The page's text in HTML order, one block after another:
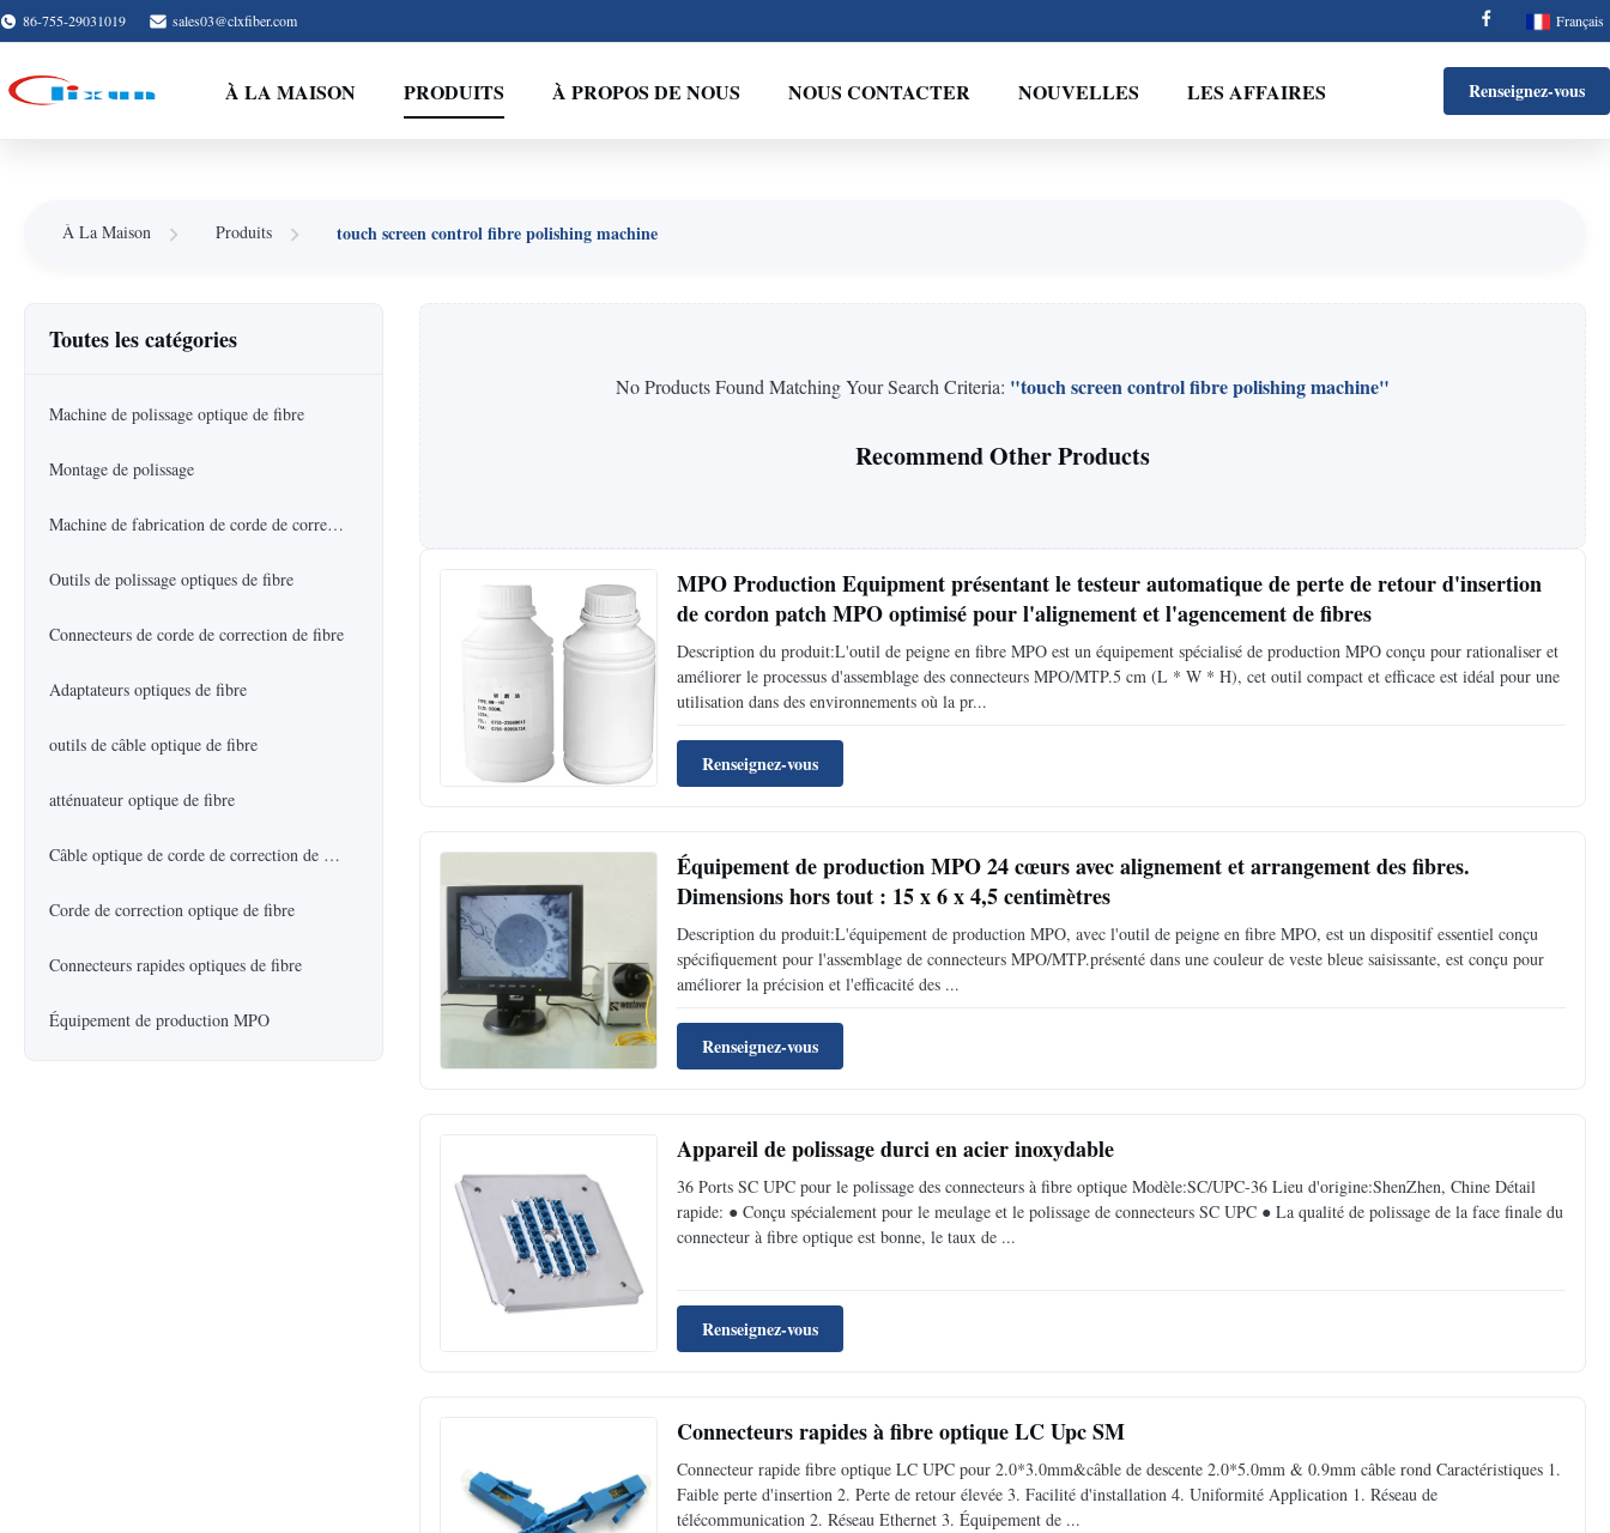
86-755-29031019 sales03@clxfiber.com Français
À LA MAISON PRODUITS À PROPOS DE NOUS NOUS CONTACTER NOUVELLES LES AFFAIRES Renseignez-vous
À La Maison Produits touch screen control fibre polishing machine
Toutes les catégories
Machine de polissage optique de fibre
Montage de polissage
Machine de fabrication de corde de correction de fibre
Outils de polissage optiques de fibre
Connecteurs de corde de correction de fibre
Adaptateurs optiques de fibre
outils de câble optique de fibre
atténuateur optique de fibre
Câble optique de corde de correction de fibre
Corde de correction optique de fibre
Connecteurs rapides optiques de fibre
Équipement de production MPO
No Products Found Matching Your Search Criteria: "touch screen control fibre polishing machine"
Recommend Other Products
MPO Production Equipment présentant le testeur automatique de perte de retour d'insertion
de cordon patch MPO optimisé pour l'alignement et l'agencement de fibres
Description du produit:L'outil de peigne en fibre MPO est un équipement spécialisé de production MPO conçu pour rationaliser et
améliorer le processus d'assemblage des connecteurs MPO/MTP.5 cm (L * W * H), cet outil compact et efficace est idéal pour une
utilisation dans des environnements où la pr...
Renseignez-vous
Équipement de production MPO 24 cœurs avec alignement et arrangement des fibres.
Dimensions hors tout : 15 x 6 x 4,5 centimètres
Description du produit:L'équipement de production MPO, avec l'outil de peigne en fibre MPO, est un dispositif essentiel conçu
spécifiquement pour l'assemblage de connecteurs MPO/MTP.présenté dans une couleur de veste bleue saisissante, est conçu pour
améliorer la précision et l'efficacité des ...
Renseignez-vous
Appareil de polissage durci en acier inoxydable
36 Ports SC UPC pour le polissage des connecteurs à fibre optique Modèle:SC/UPC-36 Lieu d'origine:ShenZhen, Chine Détail
rapide: ● Conçu spécialement pour le meulage et le polissage de connecteurs SC UPC ● La qualité de polissage de la face finale du
connecteur à fibre optique est bonne, le taux de ...
Renseignez-vous
Connecteurs rapides à fibre optique LC Upc SM
Connecteur rapide fibre optique LC UPC pour 2.0*3.0mm&câble de descente 2.0*5.0mm & 0.9mm câble rond Caractéristiques 1.
Faible perte d'insertion 2. Perte de retour élevée 3. Facilité d'installation 4. Uniformité Application 1. Réseau de
télécommunication 2. Réseau Ethernet 3. Équipement de ...